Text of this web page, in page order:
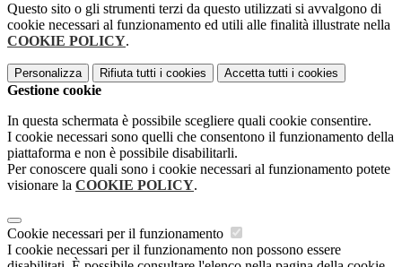
Questo sito o gli strumenti terzi da questo utilizzati si avvalgono di
cookie necessari al funzionamento ed utili alle finalità illustrate nella
COOKIE POLICY.
Personalizza Rifiuta tutti i cookies Accetta tutti i cookies
Gestione cookie
In questa schermata è possibile scegliere quali cookie consentire.
I cookie necessari sono quelli che consentono il funzionamento della
piattaforma e non è possibile disabilitarli.
Per conoscere quali sono i cookie necessari al funzionamento potete
visionare la COOKIE POLICY.
Cookie necessari per il funzionamento
I cookie necessari per il funzionamento non possono essere